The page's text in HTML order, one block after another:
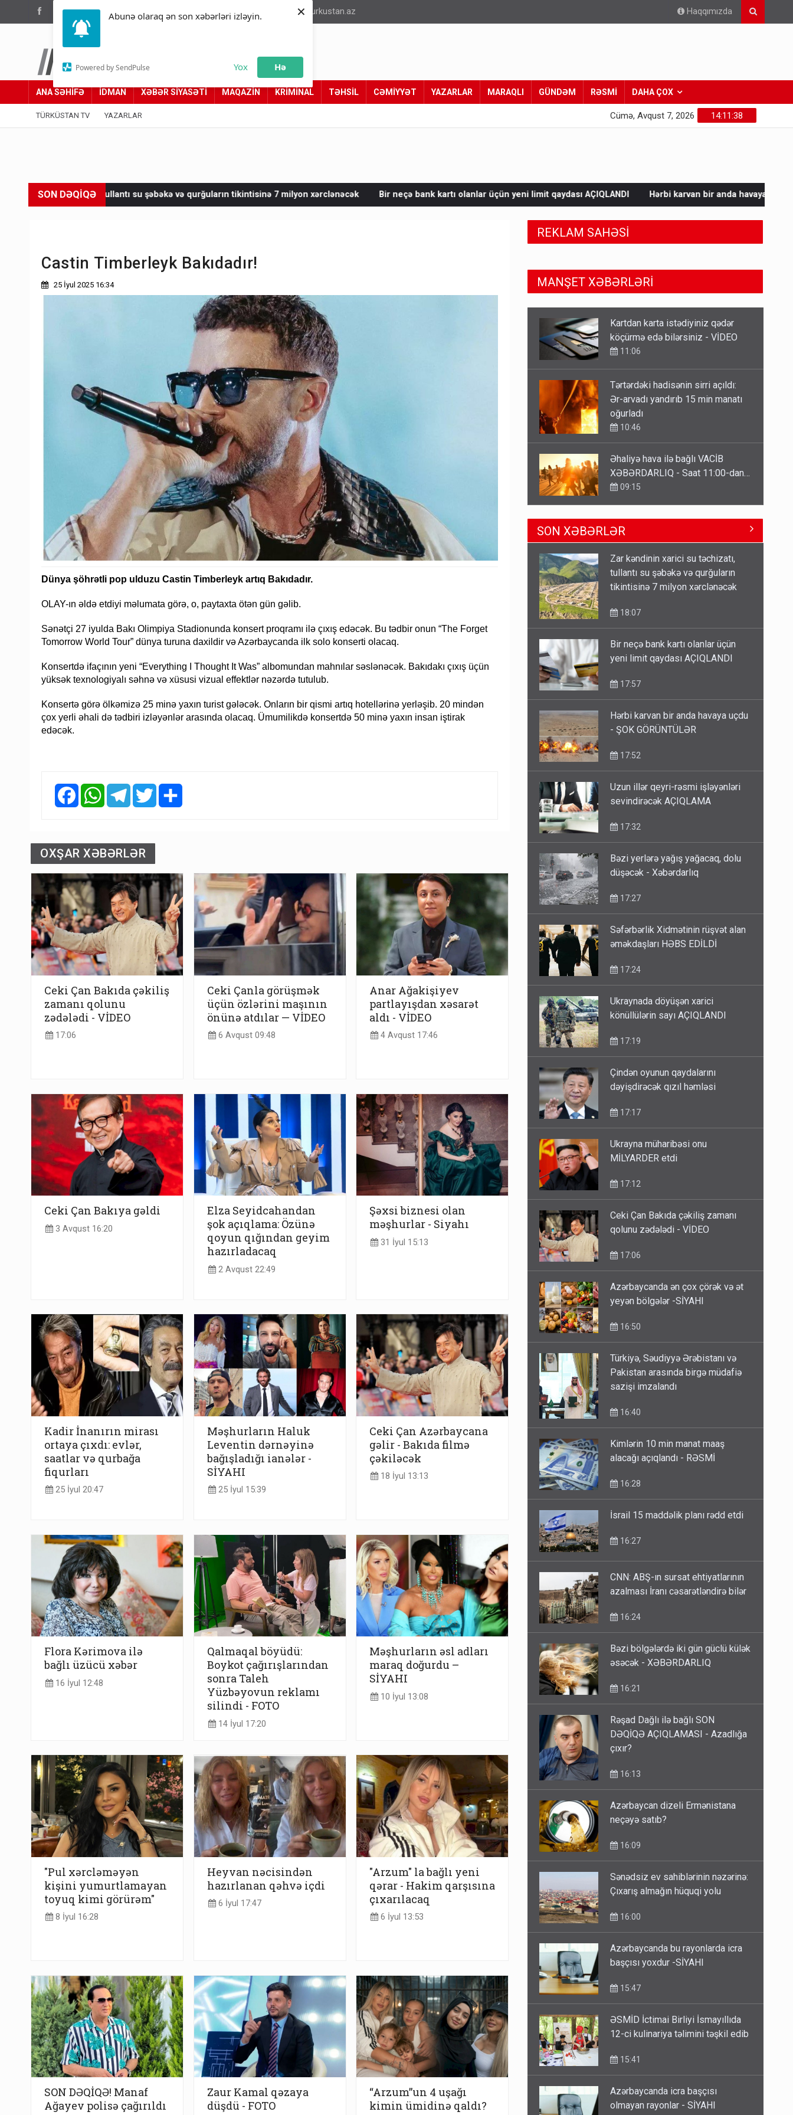
Abunə olaraq ən son xəbərləri izləyin.
Powered by SendPulse Yox Hə
×
(012) 449 94 05 info@turkustan.az Haqqımızda
Türküstan.az
Adımız yolumuzdur
ANA SƏHİFƏ İDMAN XƏBƏR SİYASƏTİ MAQAZİN KRİMİNAL TƏHSİL CƏMİYYƏT YAZARLAR MARAQLI GÜNDƏM RƏSMİ DAHA ÇOX
TÜRKÜSTAN TV YAZARLAR 14:11:40
Cümə, Avqust 7, 2026
SON DƏQİQƏ
tullantı su şəbəkə və qurğuların tikintisinə 7 milyon xərclənəcək Bir neçə bank kartı olanlar üçün yeni limit qaydası AÇIQLANDI Hərbi karvan bir anda havaya uçdu - ŞOK GÖRÜNTÜLƏR
Castin Timberleyk Bakıdadır!
25 İyul 2025 16:34
Dünya şöhrətli pop ulduzu Castin Timberleyk artıq Bakıdadır.
OLAY-ın əldə etdiyi məlumata görə, o, paytaxta ötən gün gəlib.
Sənətçi 27 iyulda Bakı Olimpiya Stadionunda konsert proqramı ilə çıxış edəcək. Bu tədbir onun “The Forget
Tomorrow World Tour” dünya turuna daxildir və Azərbaycanda ilk solo konserti olacaq.
Konsertdə ifaçının yeni “Everything I Thought It Was” albomundan mahnılar səslənəcək. Bakıdakı çıxış üçün
yüksək texnologiyalı səhnə və xüsusi vizual effektlər nəzərdə tutulub.
Konsertə görə ölkəmizə 25 minə yaxın turist gələcək. Onların bir qismi artıq hotellərinə yerləşib. 20 mindən
çox yerli əhali də tədbiri izləyənlər arasında olacaq. Ümumilikdə konsertdə 50 minə yaxın insan iştirak
edəcək.
FacebookWhatsAppTelegramTwitter
OXŞAR XƏBƏRLƏR
Ceki Çan Bakıda çəkiliş
zamanı qolunu
zədələdi - VİDEO
17:06
Ceki Çanla görüşmək
üçün özlərini maşının
önünə atdılar — VİDEO
6 Avqust 09:48
Anar Ağakişiyev
partlayışdan xəsarət
aldı - VİDEO
4 Avqust 17:46
Ceki Çan Bakıya gəldi
3 Avqust 16:20
Elza Seyidcahandan
şok açıqlama: Özünə
qoyun qığından geyim
hazırladacaq
2 Avqust 22:49
Şəxsi biznesi olan
məşhurlar - Siyahı
31 İyul 15:13
Kadir İnanırın mirası
ortaya çıxdı: evlər,
saatlar və qurbağa
fiqurları
25 İyul 20:47
Məşhurların Haluk
Leventin dərnəyinə
bağışladığı ianələr -
SİYAHI
25 İyul 15:39
Ceki Çan Azərbaycana
gəlir - Bakıda filmə
çəkiləcək
18 İyul 13:13
Flora Kərimova ilə
bağlı üzücü xəbər
16 İyul 12:48
Qalmaqal böyüdü:
Boykot çağırışlarından
sonra Taleh
Yüzbəyovun reklamı
silindi - FOTO
14 İyul 17:20
Məşhurların əsl adları
maraq doğurdu –
SİYAHI
10 İyul 13:08
"Pul xərcləməyən
kişini yumurtlamayan
toyuq kimi görürəm"
8 İyul 16:28
Heyvan nəcisindən
hazırlanan qəhvə içdi
6 İyul 17:47
"Arzum" la bağlı yeni
qərar - Hakim qarşısına
çıxarılacaq
6 İyul 13:53
SON DƏQİQƏ! Manaf
Ağayev polisə çağırıldı
Zaur Kamal qəzaya
düşdü - FOTO
“Arzum”un 4 uşağı
kimin ümidinə qaldı?
REKLAM SAHƏSİ
MANŞET XƏBƏRLƏRİ
Tərtərdəki hadisənin sirri açıldı:
Ər-arvadı yandırıb 15 min manatı
oğurladı
Əhaliyə hava ilə bağlı VACİB
XƏBƏRDARLIQ - Saat 11:00-dan…
09:15
ŞOK! David Seliverstov ölkədən
qaçdı
6 Avqust 14:14
Geri çağırılan səfir Abel
Məhərrəmovun oğludur - DOSYE
Media və Yayım Şurasına əlavə
13:24
Kartdan karta istədiyiniz qədər
köçürmə edə bilərsiniz - VİDEO
SON XƏBƏRLƏR
Zar kəndinin xarici su təchizatı,
tullantı su şəbəkə və qurğuların
tikintisinə 7 milyon xərclənəcək
18:07
Bir neçə bank kartı olanlar üçün
yeni limit qaydası AÇIQLANDI
17:57
Hərbi karvan bir anda havaya uçdu
- ŞOK GÖRÜNTÜLƏR
17:52
Uzun illər qeyri-rəsmi işləyənləri
sevindirəcək AÇIQLAMA
17:32
Bəzi yerlərə yağış yağacaq, dolu
düşəcək - Xəbərdarlıq
17:27
Səfərbərlik Xidmətinin rüşvət alan
əməkdaşları HƏBS EDİLDİ
17:24
Ukraynada döyüşən xarici
könüllülərin sayı AÇIQLANDI
17:19
Çindən oyunun qaydalarını
dəyişdirəcək qızıl həmləsi
17:17
Ukrayna müharibəsi onu
MİLYARDER etdi
17:12
Ceki Çan Bakıda çəkiliş zamanı
qolunu zədələdi - VİDEO
17:06
Azərbaycanda ən çox çörək və ət
yeyən bölgələr -SİYAHI
16:50
Türkiyə, Səudiyyə Ərəbistanı və
Pakistan arasında birgə müdafiə
sazişi imzalandı
16:40
Kimlərin 10 min manat maaş
alacağı açıqlandı - RƏSMİ
16:28
İsrail 15 maddəlik planı rədd etdi
16:27
CNN: ABŞ-ın sursat ehtiyatlarının
azalması İranı cəsarətləndirə bilər
16:24
Bəzi bölgələrdə iki gün güclü külək
əsəcək - XƏBƏRDARLIQ
16:21
Rəşad Dağlı ilə bağlı SON
DƏQİQƏ AÇIQLAMASI - Azadlığa
çıxır?
16:13
Azərbaycan dizeli Ermənistana
neçəyə satıb?
16:09
Sənədsiz ev sahiblərinin nəzərinə:
Çıxarış almağın hüquqi yolu
16:00
Azərbaycanda bu rayonlarda icra
başçısı yoxdur -SİYAHI
15:47
ƏSMİD İctimai Birliyi İsmayıllıda
12-ci kulinariya təlimini təşkil edib
15:41
Azərbaycanda icra başçısı
olmayan rayonlar - SİYAHI